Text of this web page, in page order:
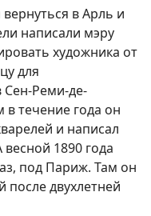
в Арль и
написали мэру
художника от
для
Реми-де-
в течение года он
и написал
весной 1890 года
под Париж. Там он
после двухлетней